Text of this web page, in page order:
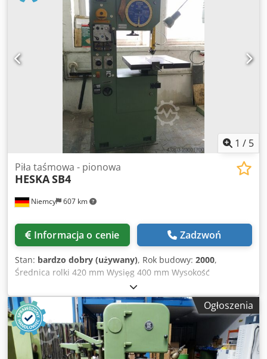
1 / 5
Niemcy 607 km
Piła taśmowa - pionowa
HESKASB4
Informacja o cenie Zadzwoń
Stan: bardzo dobry (używany), Rok budowy: 2000,
Średnica rolki 420 mm Wysięg 400 mm Wysokość
obrabianego elementu 280 mm Długość taśmy tnącej 3200
- 3400 mm Stół - odchylany +/- 20° Powierzchnia
mocowania stołu 600 x 600 mm Dcodoxcp Sfjpfx Aiyok Stół -
pochylany +/- 45° Całkowite zapotrzebowanie na moc 1,7
kW Masa maszyny ok. 0,5 t Zapotrzebowanie na przestrzeń
ok. 1 x 0,7 x 1,9 m Ta piła taśmowa jest w dobrym stanie,
Ogłoszenia